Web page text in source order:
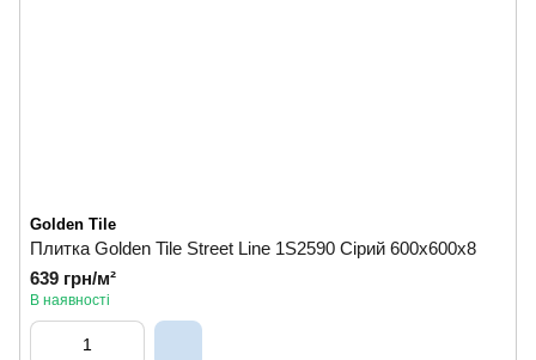
Golden Tile
Плитка Golden Tile Street Line 1S2590 Сірий 600x600x8
639 грн/м²
В наявності